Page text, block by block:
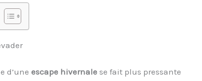
d’une escape hivernalese fait plus pressante